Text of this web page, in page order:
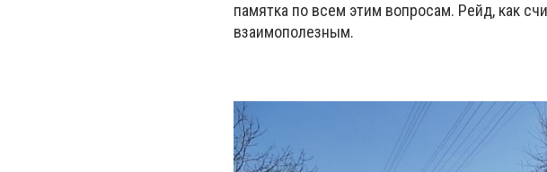
памятка по всем этим вопросам. Рейд, как
взаимополезным.